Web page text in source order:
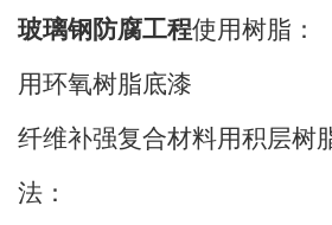
玻璃钢防腐工程使用树脂
用环氧树脂底漆
纤维补强复合材料用积层树
法：